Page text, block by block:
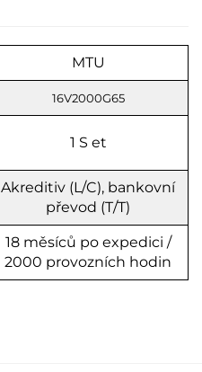
MTU
16V2000G65
1 S et
Akreditiv (L/C), bankovní
převod (T/T)
18 měsíců po expedici /
2000 provozních hodin